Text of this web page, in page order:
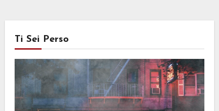
Ti Sei Perso